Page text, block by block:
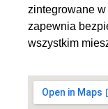
zintegrowane w
zapewnia
wszystkim